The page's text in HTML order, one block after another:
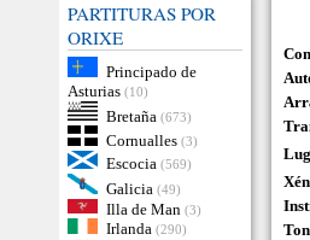
PARTITURAS POR
ORIXE
Principado de
Asturias (10)
Bretaña (673)
Cornualles (3)
Escocia (569)
Galicia (49)
Illa de Man (3)
Irlanda (290)